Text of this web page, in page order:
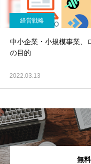
経営戦略
中小企業・小規模事業、
の目的
2022.03.13
無